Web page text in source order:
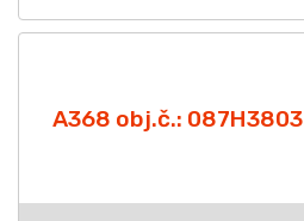
A368 obj.č.: 087H3803